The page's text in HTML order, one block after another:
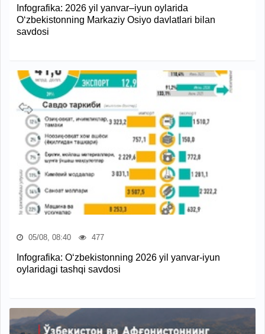
Infografika: 2026 yil yanvar–iyun oylarida
O‘zbekistonning Markaziy Osiyo davlatlari bilan
savdosi
05/08, 08:40 477
Infografika: O‘zbekistonning 2026 yil yanvar-iyun
oylaridagi tashqi savdosi